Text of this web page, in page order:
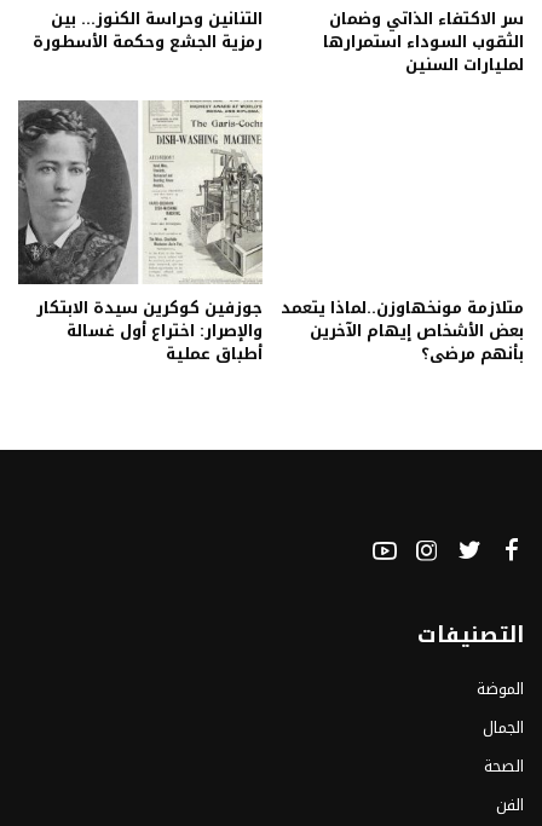
سر الاكتفاء الذاتي وضمان
الثقوب السوداء استمرارها
لمليارات السنين
التنانين وحراسة الكنوز… بين
رمزية الجشع وحكمة الأسطورة
متلازمة مونخهاوزن..لماذا يتعمد
بعض الأشخاص إيهام الآخرين
بأنهم مرضى؟
جوزفين كوكرين سيدة الابتكار
والإصرار: اختراع أول غسالة
أطباق عملية
التصنيفات
الموضة
الجمال
الصحة
الفن